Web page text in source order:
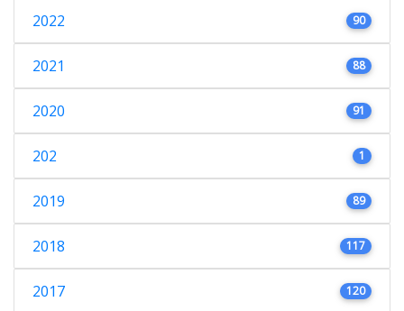
2022 90
2021 88
2020 91
202 1
2019 89
2018 117
2017 120